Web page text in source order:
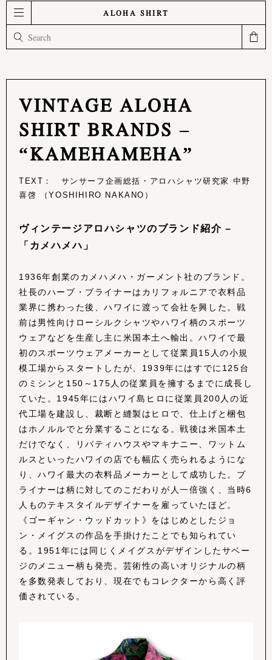
ALOHA SHIRT
VINTAGE ALOHA
SHIRT BRANDS –
“KAMEHAMEHA”
TEXT： サンサーフ企画総括・アロハシャツ研究家 中野
喜啓 （YOSHIHIRO NAKANO）
ヴィンテージアロハシャツのブランド紹介 –
「カメハメハ」
1936年創業のカメハメハ・ガーメント社のブランド。
社長のハーブ・ブライナーはカリフォルニアで衣料品
業界に携わった後、ハワイに渡って会社を興した。戦
前は男性向けローシルクシャツやハワイ柄のスポーツ
ウェアなどを生産し主に米国本土へ輸出。ハワイで最
初のスポーツウェアメーカーとして従業員15人の小規
模工場からスタートしたが、1939年にはすでに125台
のミシンと150～175人の従業員を擁するまでに成長し
ていた。1945年にはハワイ島ヒロに従業員200人の近
代工場を建設し、裁断と縫製はヒロで、仕上げと梱包
はホノルルでと分業することになる。戦後は米国本土
だけでなく、リバティハウスやマキナニー、ワットム
ルスといったハワイの店でも幅広く売られるようにな
り、ハワイ最大の衣料品メーカーとして成功した。ブ
ライナーは柄に対してのこだわりが人一倍強く、当時6
人ものテキスタイルデザイナーを雇っていたほど。
《ゴーギャン・ウッドカット》をはじめとしたジョ
ン・メイグスの作品を手掛けたことでも知られてい
る。1951年には同じくメイグスがデザインしたサベー
ジのメニュー柄も発売。芸術性の高いオリジナルの柄
を多数発表しており、現在でもコレクターから高く評
価されている。